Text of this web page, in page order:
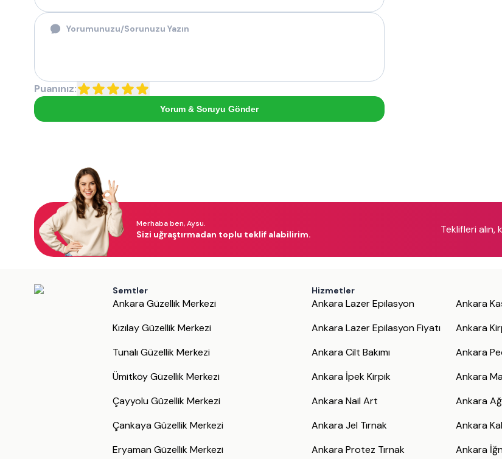
Puanınız:
Yorum & Soruyu Gönder
Merhaba ben, Aysu.
Sizi uğraştırmadan toplu teklif alabilirim. Teklifleri alın,
Semtler
Ankara Güzellik Merkezi
Kızılay Güzellik Merkezi
Tunalı Güzellik Merkezi
Ümitköy Güzellik Merkezi
Çayyolu Güzellik Merkezi
Çankaya Güzellik Merkezi
Eryaman Güzellik Merkezi
Hizmetler
Ankara Lazer Epilasyon
Ankara Lazer Epilasyon Fiyatı
Ankara Cilt Bakımı
Ankara İpek Kirpik
Ankara Nail Art
Ankara Jel Tırnak
Ankara Protez Tırnak
Ankara
Ankara
Ankara
Ankara
Ankara
Ankara
Ankara